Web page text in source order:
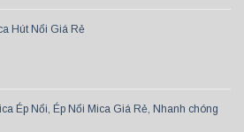
Hút Nổi Giá Rẻ
Ép Nổi, Ép Nổi Mica Giá Rẻ, Nhanh chóng